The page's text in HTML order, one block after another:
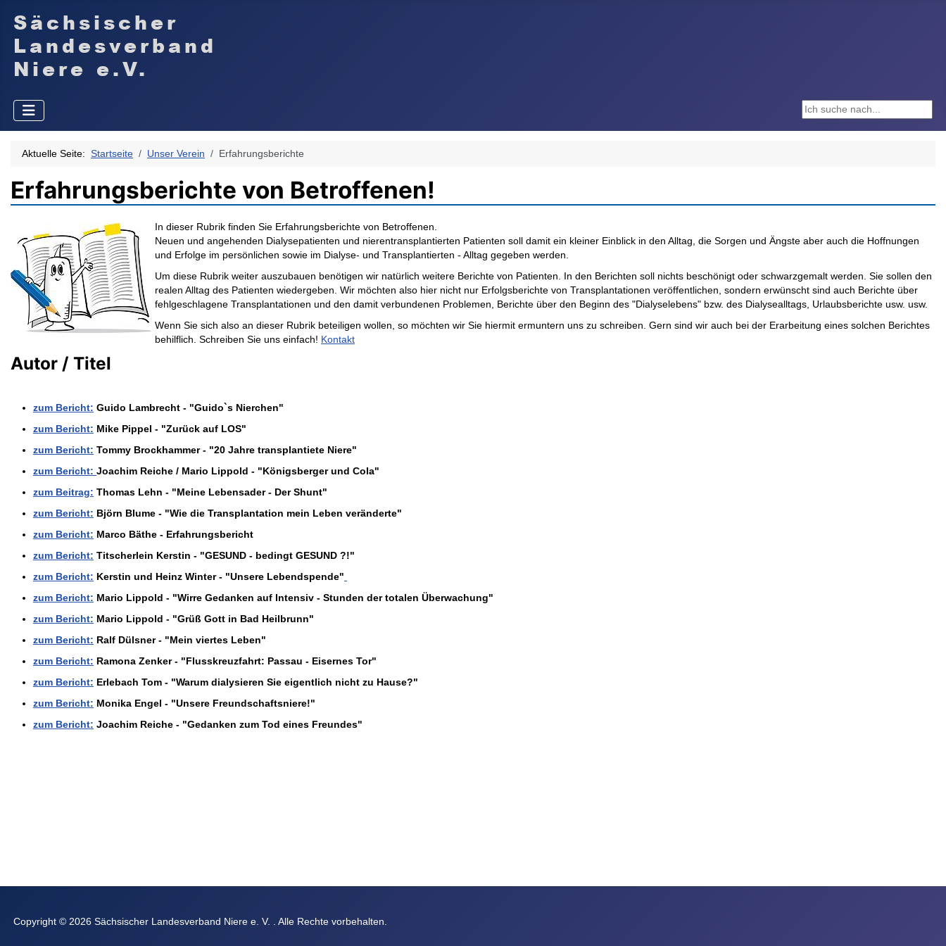
Suchen ...
Aktuelle Seite: Startseite Unser Verein Erfahrungsberichte
Erfahrungsberichte von Betroffenen!
In dieser Rubrik finden Sie Erfahrungsberichte von Betroffenen.
Neuen und angehenden Dialysepatienten und nierentransplantierten Patienten soll damit ein kleiner Einblick in den Alltag, die Sorgen und Ängste aber auch die Hoffnungen
und Erfolge im persönlichen sowie im Dialyse- und Transplantierten - Alltag gegeben werden.
Um diese Rubrik weiter auszubauen benötigen wir natürlich weitere Berichte von Patienten. In den Berichten soll nichts beschönigt oder schwarzgemalt werden. Sie sollen den
realen Alltag des Patienten wiedergeben. Wir möchten also hier nicht nur Erfolgsberichte von Transplantationen veröffentlichen, sondern erwünscht sind auch Berichte über
fehlgeschlagene Transplantationen und den damit verbundenen Problemen, Berichte über den Beginn des "Dialyselebens" bzw. des Dialysealltags, Urlaubsberichte usw. usw.
Wenn Sie sich also an dieser Rubrik beteiligen wollen, so möchten wir Sie hiermit ermuntern uns zu schreiben. Gern sind wir auch bei der Erarbeitung eines solchen Berichtes
behilflich. Schreiben Sie uns einfach! Kontakt
Autor / Titel
zum Bericht: Guido Lambrecht - "Guido`s Nierchen"
zum Bericht: Mike Pippel - "Zurück auf LOS"
zum Bericht: Tommy Brockhammer - "20 Jahre transplantiete Niere"
zum Bericht: Joachim Reiche / Mario Lippold - "Königsberger und Cola"
zum Beitrag: Thomas Lehn - "Meine Lebensader - Der Shunt"
zum Bericht: Björn Blume - "Wie die Transplantation mein Leben veränderte"
zum Bericht: Marco Bäthe - Erfahrungsbericht
zum Bericht: Titscherlein Kerstin - "GESUND - bedingt GESUND ?!"
zum Bericht: Kerstin und Heinz Winter - "Unsere Lebendspende"
zum Bericht: Mario Lippold - "Wirre Gedanken auf Intensiv - Stunden der totalen Überwachung"
zum Bericht: Mario Lippold - "Grüß Gott in Bad Heilbrunn"
zum Bericht: Ralf Dülsner - "Mein viertes Leben"
zum Bericht: Ramona Zenker - "Flusskreuzfahrt: Passau - Eisernes Tor"
zum Bericht: Erlebach Tom - "Warum dialysieren Sie eigentlich nicht zu Hause?"
zum Bericht: Monika Engel - "Unsere Freundschaftsniere!"
zum Bericht: Joachim Reiche - "Gedanken zum Tod eines Freundes"
Copyright © 2026 Sächsischer Landesverband Niere e. V. . Alle Rechte vorbehalten.